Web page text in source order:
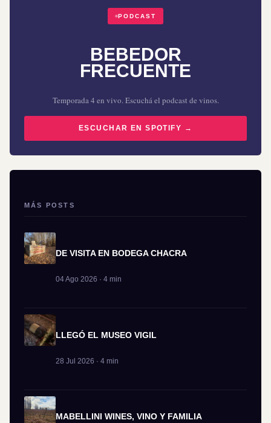
PODCAST
BEBEDOR
FRECUENTE
Temporada 4 en vivo. Escuchá el podcast de vinos.
ESCUCHAR EN SPOTIFY →
MÁS POSTS
DE VISITA EN BODEGA CHACRA
04 Ago 2026 · 4 min
LLEGÓ EL MUSEO VIGIL
28 Jul 2026 · 4 min
MABELLINI WINES, VINO Y FAMILIA